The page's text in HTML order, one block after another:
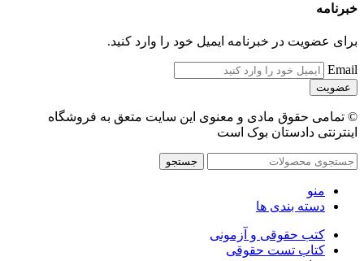
خبرنامه
برای عضویت در خبرنامه ایمیل خود را وارد کنید.
Email
© تمامی حقوق مادی و معنوی این سایت متعق به فروشگاه
اینترنتی دادستان بوک است
جستجو
منو
دسته بندی ها
کتب حقوقی و آزمونی
کتاب تست حقوقی